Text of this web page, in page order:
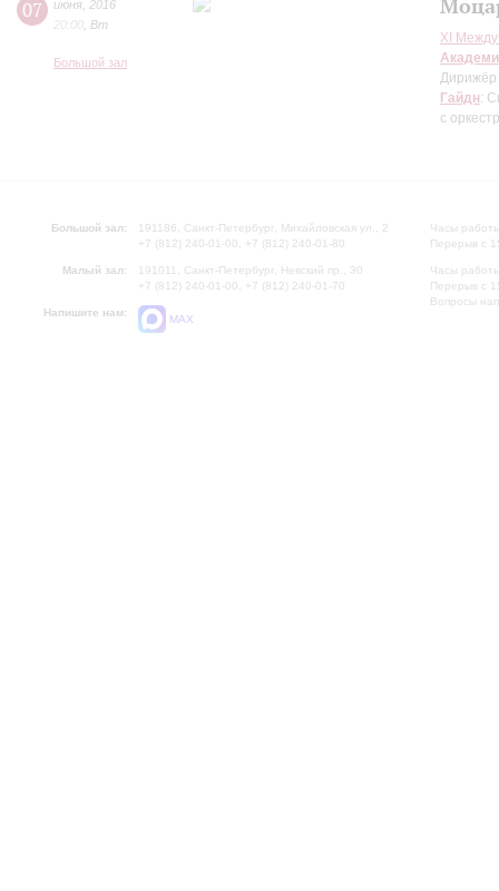
07 июня 2016
20:00 Вт
Большой зал
XI
Гайдн:
с
Большой зал:
191186, Санкт-Петербург, Михайловская ул., 2
+7 (812) 240-01-00, +7 (812) 240-01-80
Малый зал:
191011, Санкт-Петербург, Невский пр., 30
+7 (812) 240-01-00, +7 (812) 240-01-70
Напишите нам:
MAX
Часы
Перерыв с
Часы
Перерыв с
Вопросы